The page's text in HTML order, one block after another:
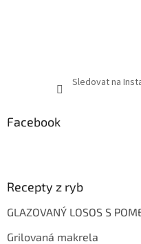
Sledovat na
Facebook
Recepty z ryb
GLAZOVANÝ LOSOS S
Grilovaná makrela